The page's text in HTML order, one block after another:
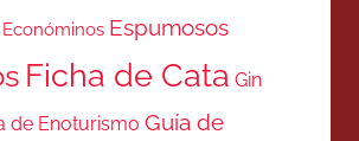
Económinos Espumosos
Ficha de Cata Gin
de Enoturismo Guía de